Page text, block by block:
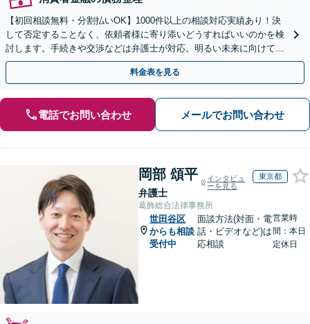
【初回相談無料・分割払いOK】1000件以上の相談対応実績あり！決
して否定することなく、依頼者様に寄り添いどうすればいいのかを検
討します。手続きや交渉などは弁護士が対応。明るい未来に向けて一
緒に頑張りましょう【休日・夜間相談可】【完全個室】
料金表を見る
電話でお問い合わせ メールでお問い合わせ
岡部 頌平
弁護士
インタビュ
ーを見る
東京都
葛飾総合法律事務所
世田谷区
からも相談
受付中
面談方法(対面・電
話・ビデオなど)は
応相談
営業時
間：本日
定休日